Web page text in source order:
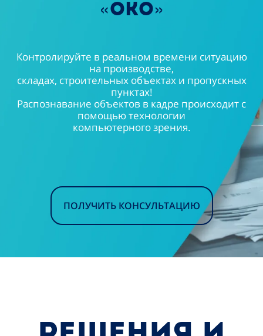
«ОКО»
Контролируйте в реальном времени ситуацию
на производстве,
складах, строительных объектах и пропускных
пунктах!
Распознавание объектов в кадре происходит с
помощью технологии
компьютерного зрения.
ПОЛУЧИТЬ КОНСУЛЬТАЦИЮ